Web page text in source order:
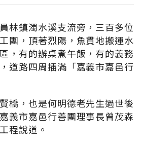
林鎮濁水溪支流旁，三百多位
團，頂著烈陽，魚貫地搬運水
，有的辦桌煮午飯，有的義務
道路四周插滿「嘉義市嘉邑行
橋，也是何明德老先生過世後
義市嘉邑行善團理事長曾茂森
程說道。